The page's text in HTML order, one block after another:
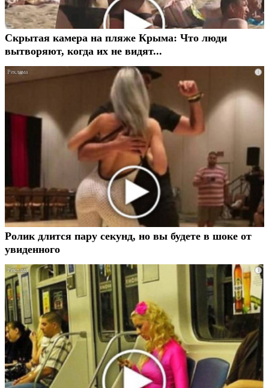
Скрытая камера на пляже Крыма: Что люди
вытворяют, когда их не видят...
i
Ролик длится пару секунд, но вы будете в шоке от
увиденного
i